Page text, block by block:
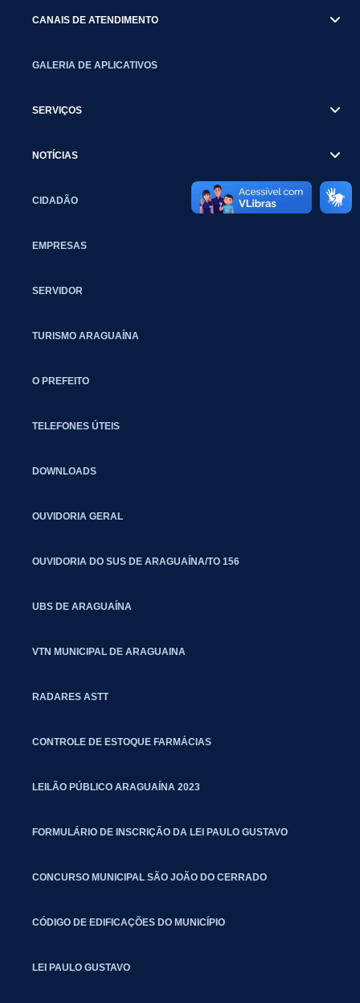
CANAIS DE ATENDIMENTO
GALERIA DE APLICATIVOS
SERVIÇOS
NOTÍCIAS
CIDADÃO
EMPRESAS
SERVIDOR
TURISMO ARAGUAÍNA
O PREFEITO
TELEFONES ÚTEIS
DOWNLOADS
OUVIDORIA GERAL
OUVIDORIA DO SUS DE ARAGUAÍNA/TO 156
UBS DE ARAGUAÍNA
VTN MUNICIPAL DE ARAGUAINA
RADARES ASTT
CONTROLE DE ESTOQUE FARMÁCIAS
LEILÃO PÚBLICO ARAGUAÍNA 2023
FORMULÁRIO DE INSCRIÇÃO DA LEI PAULO GUSTAVO
CONCURSO MUNICIPAL SÃO JOÃO DO CERRADO
CÓDIGO DE EDIFICAÇÕES DO MUNICÍPIO
LEI PAULO GUSTAVO